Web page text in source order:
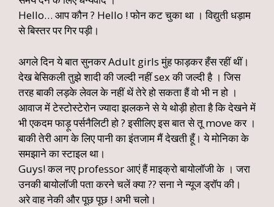
Hello… आप कौन ? Hello ! फोन कट चुका था । विद्युती धड़ाम
से बिस्तर पर गिर पड़ी।
अगले दिन ये बात सुनकर Adult girls मुंह फाड़कर हँस रहीं थीं।
देख बेसिकली तुझे शादी की जल्दी नहीं sex की जल्दी है । जिस
तरह बाकी लड़के लेवल के नहीं थें तेरे हो सकता हैं वो भी न हो ।
आवाज में टेस्टोस्टेरोन ज्यादा झलकने से ये थोड़ी होता है कि देखने में
भी एकदम फाड़ू पर्सनैलिटी हो ? इसीलिए इस बात से तू move कर ।
बाकी तेरी आग के लिए पानी का इंतजाम मैं देखती हूँ। ये मोनिका के
समझाने का स्टाइल था।
Guys! कल नए professor आएं हैं माइक्रो बायोलॉजी के । जरा
उनकी बायोलॉजी पता करने चलें क्या ?? सना ने न्यूज ड्रॉप की।
अरे वाह नेकी और पूछ पूछ ! अभी चलो।